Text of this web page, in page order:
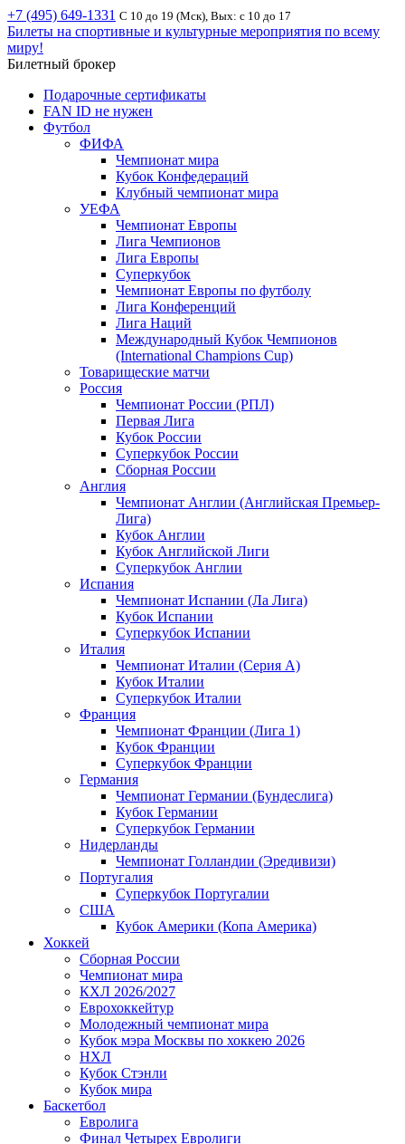
+7 (495) 649-1331 С 10 до 19 (Мск), Вых: с 10 до 17
Билеты на спортивные и культурные мероприятия по всему
миру!
Билетный брокер
Подарочные сертификаты
FAN ID не нужен
Футбол
ФИФА
Чемпионат мира
Кубок Конфедераций
Клубный чемпионат мира
УЕФА
Чемпионат Европы
Лига Чемпионов
Лига Европы
Суперкубок
Чемпионат Европы по футболу
Лига Конференций
Лига Наций
Международный Кубок Чемпионов
(International Champions Cup)
Товарищеские матчи
Россия
Чемпионат России (РПЛ)
Первая Лига
Кубок России
Суперкубок России
Сборная России
Англия
Чемпионат Англии (Английская Премьер-
Лига)
Кубок Англии
Кубок Английской Лиги
Суперкубок Англии
Испания
Чемпионат Испании (Ла Лига)
Кубок Испании
Суперкубок Испании
Италия
Чемпионат Италии (Серия А)
Кубок Италии
Суперкубок Италии
Франция
Чемпионат Франции (Лига 1)
Кубок Франции
Суперкубок Франции
Германия
Чемпионат Германии (Бундеслига)
Кубок Германии
Суперкубок Германии
Нидерланды
Чемпионат Голландии (Эредивизи)
Португалия
Суперкубок Португалии
США
Кубок Америки (Копа Америка)
Хоккей
Сборная России
Чемпионат мира
КХЛ 2026/2027
Еврохоккейтур
Молодежный чемпионат мира
Кубок мэра Москвы по хоккею 2026
НХЛ
Кубок Стэнли
Кубок мира
Баскетбол
Евролига
Финал Четырех Евролиги